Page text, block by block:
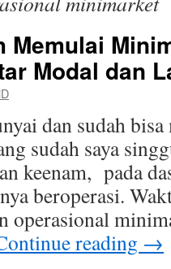
Memulai
Modal dan
dan sudah
sudah saya
keenam, pada
beroperasi.
operasional
reading →